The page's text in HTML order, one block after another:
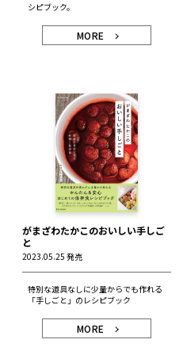
シピブック。
MORE
がまざわたかこのおいしい手しご
と
2023.05.25 発売
特別な道具なしに少量からでも作れる
「手しごと」のレシピブック
MORE